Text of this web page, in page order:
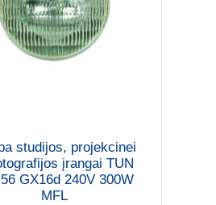
studijos, projekcinei
įrangai TUN
GX16d 240V 300W
MFL